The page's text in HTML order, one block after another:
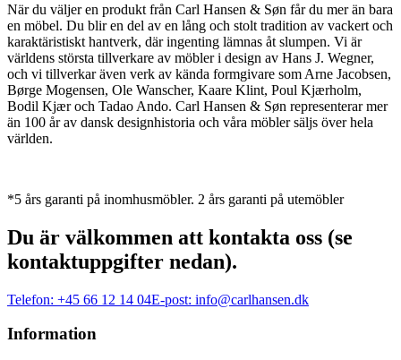
När du väljer en produkt från Carl Hansen & Søn får du mer än bara
en möbel. Du blir en del av en lång och stolt tradition av vackert och
karaktäristiskt hantverk, där ingenting lämnas åt slumpen. Vi är
världens största tillverkare av möbler i design av Hans J. Wegner,
och vi tillverkar även verk av kända formgivare som Arne Jacobsen,
Børge Mogensen, Ole Wanscher, Kaare Klint, Poul Kjærholm,
Bodil Kjær och Tadao Ando. Carl Hansen & Søn representerar mer
än 100 år av dansk designhistoria och våra möbler säljs över hela
världen.
*5 års garanti på inomhusmöbler. 2 års garanti på utemöbler
Du är välkommen att kontakta oss (se
kontaktuppgifter nedan).
Telefon: +45 66 12 14 04E-post: info@carlhansen.dk
Information